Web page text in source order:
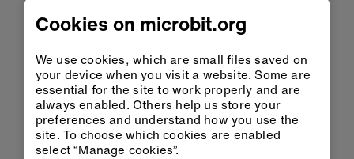
Cookies on microbit.org
We use cookies, which are small files saved on
your device when you visit a website. Some are
essential for the site to work properly and are
always enabled. Others help us store your
preferences and understand how you use the
site. To choose which cookies are enabled
select “Manage cookies”.